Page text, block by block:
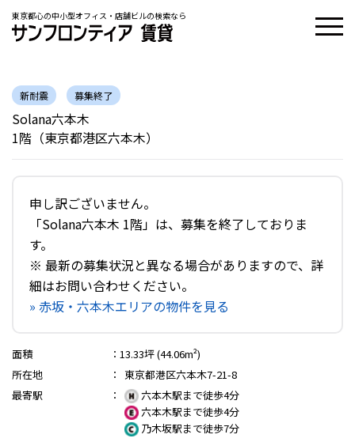
東京都心の中小型オフィス・店舗ビルの検索なら
新耐震 募集終了
Solana六本木
1階（東京都港区六本木）
申し訳ございません。
「Solana六本木 1階」は、募集を終了しておりま
す。
※ 最新の募集状況と異なる場合がありますので、詳
細はお問い合わせください。
» 赤坂・六本木エリアの物件を見る
面積 ： 13.33坪 (44.06m²)
所在地
：
東京都港区六本木7-21-8
最寄駅
：
六本木駅まで徒歩4分
六本木駅まで徒歩4分
乃木坂駅まで徒歩7分